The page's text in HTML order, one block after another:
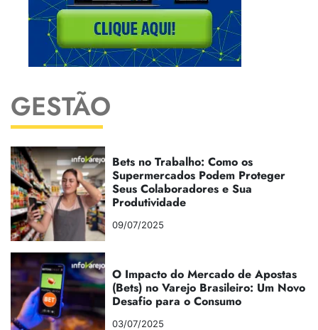
GESTÃO
Bets no Trabalho: Como os
Supermercados Podem Proteger
Seus Colaboradores e Sua
Produtividade
09/07/2025
O Impacto do Mercado de Apostas
(Bets) no Varejo Brasileiro: Um Novo
Desafio para o Consumo
03/07/2025